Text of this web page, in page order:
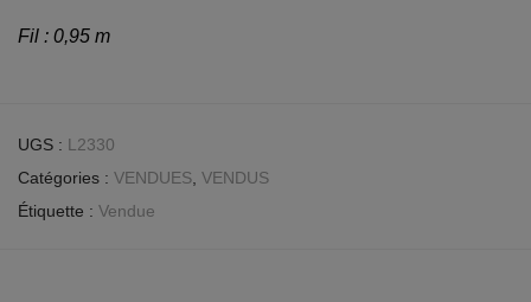
Fil : 0,95 m
UGS : L2330
Catégories : VENDUES VENDUS
Étiquette : Vendue